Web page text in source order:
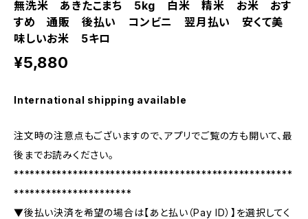
無洗米 あきたこまち 5kg 白米 精米 お米 おす
すめ 通販 後払い コンビニ 翌月払い 安くて美
味しいお米 5キロ
¥5,880
International shipping available
注文時の注意点もございますので、アプリでご覧の方も開いて、最
後までお読みください。
****************************************************
**********************
▼後払い決済を希望の場合は【あと払い（Pay ID）】を選択してく